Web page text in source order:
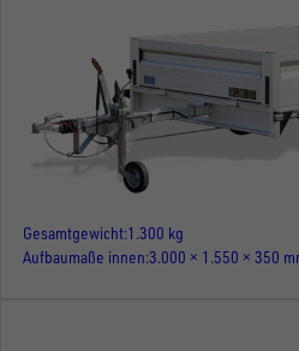
Gesamtgewicht 1.300 kg
Aufbaumaße innen 3.000 × 1.550 × 350